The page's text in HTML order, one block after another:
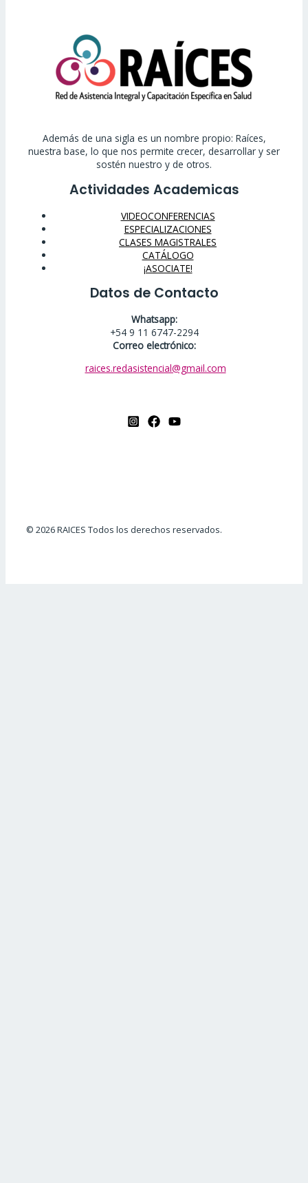
Además de una sigla es un nombre propio: Raíces,
nuestra base, lo que nos permite crecer, desarrollar y ser
sostén nuestro y de otros.
Actividades Academicas
VIDEOCONFERENCIAS
ESPECIALIZACIONES
CLASES MAGISTRALES
CATÁLOGO
¡ASOCIATE!
Datos de Contacto
Whatsapp:
+54 9 11 6747-2294
Correo electrónico:
raices.redasistencial@gmail.com
© 2026 RAICES Todos los derechos reservados.